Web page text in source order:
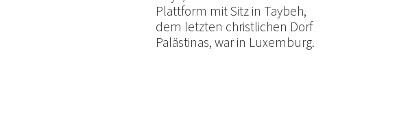
Plattform mit Sitz in Taybeh,
dem letzten christlichen Dorf
Palästinas, war in Luxemburg.